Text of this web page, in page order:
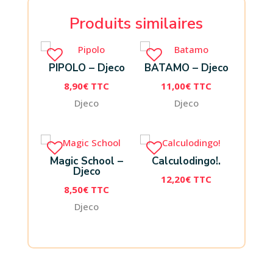
Produits similaires
PIPOLO – Djeco
8,90€ TTC
Djeco
BATAMO – Djeco
11,00€ TTC
Djeco
Magic School –
Djeco
8,50€ TTC
Djeco
Calculodingo!.
12,20€ TTC